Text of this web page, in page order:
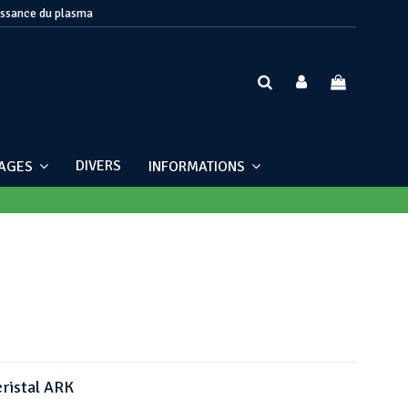
du plasma
DIVERS INFORMATIONS
ARK